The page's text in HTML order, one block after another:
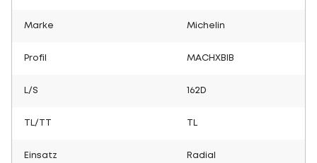
Marke Michelin
Profil MACHXBIB
L/S 162D
TL/TT
Einsatz Radial